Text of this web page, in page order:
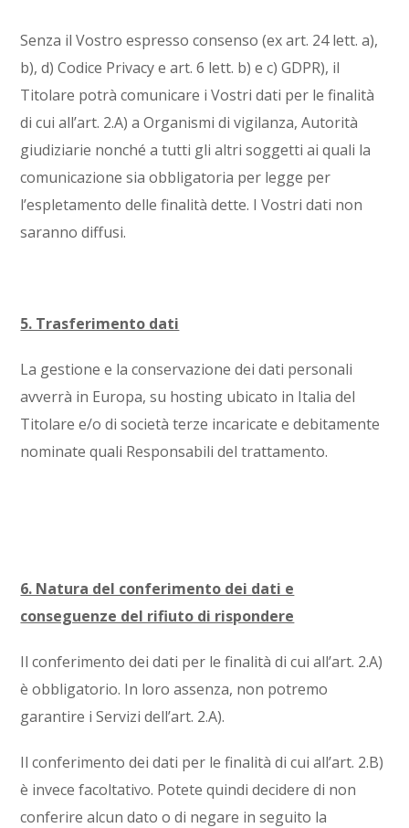
Senza il Vostro espresso consenso (ex art. 24 lett. a),
b), d) Codice Privacy e art. 6 lett. b) e c) GDPR), il
Titolare potrà comunicare i Vostri dati per le finalità
di cui all’art. 2.A) a Organismi di vigilanza, Autorità
giudiziarie nonché a tutti gli altri soggetti ai quali la
comunicazione sia obbligatoria per legge per
l’espletamento delle finalità dette. I Vostri dati non
saranno diffusi.
5. Trasferimento dati
La gestione e la conservazione dei dati personali
avverrà in Europa, su hosting ubicato in Italia del
Titolare e/o di società terze incaricate e debitamente
nominate quali Responsabili del trattamento.
6. Natura del conferimento dei dati e
conseguenze del rifiuto di rispondere
Il conferimento dei dati per le finalità di cui all’art. 2.A)
è obbligatorio. In loro assenza, non potremo
garantire i Servizi dell’art. 2.A).
Il conferimento dei dati per le finalità di cui all’art. 2.B)
è invece facoltativo. Potete quindi decidere di non
conferire alcun dato o di negare in seguito la